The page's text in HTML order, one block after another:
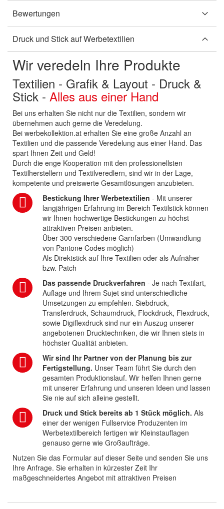
Bewertungen
Druck und Stick auf Werbetextilien
Wir veredeln Ihre Produkte
Textilien - Grafik & Layout - Druck &
Stick - Alles aus einer Hand
Bei uns erhalten Sie nicht nur die Textilien, sondern wir
übernehmen auch gerne die Veredelung.
Bei werbekollektion.at erhalten Sie eine große Anzahl an
Textilien und die passende Veredelung aus einer Hand. Das
spart Ihnen Zeit und Geld!
Durch die enge Kooperation mit den professionellsten
Textilherstellern und Textilveredlern, sind wir in der Lage,
kompetente und preiswerte Gesamtlösungen anzubieten.
Bestickung Ihrer Werbetextilien - Mit unserer
langjährigen Erfahrung im Bereich Textilstick können
wir Ihnen hochwertige Bestickungen zu höchst
attraktiven Preisen anbieten.
Über 300 verschiedene Garnfarben (Umwandlung
von Pantone Codes möglich)
Als Direktstick auf Ihre Textilien oder als Aufnäher
bzw. Patch
Das passende Druckverfahren - Je nach Textilart,
Auflage und Ihrem Sujet sind unterschiedliche
Umsetzungen zu empfehlen. Siebdruck,
Transferdruck, Schaumdruck, Flockdruck, Flexdruck,
sowie Digiflexdruck sind nur ein Auszug unserer
angebotenen Drucktechniken, die wir Ihnen stets in
höchster Qualität anbieten.
Wir sind Ihr Partner von der Planung bis zur
Fertigstellung. Unser Team führt Sie durch den
gesamten Produktionslauf. Wir helfen Ihnen gerne
mit unserer Erfahrung und unseren Ideen und lassen
Sie nie auf sich alleine gestellt.
Druck und Stick bereits ab 1 Stück möglich. Als
einer der wenigen Fullservice Produzenten im
Werbetextilbereich fertigen wir Kleinstauflagen
genauso gerne wie Großaufträge.
Nutzen Sie das Formular auf dieser Seite und senden Sie uns
Ihre Anfrage. Sie erhalten in kürzester Zeit Ihr
maßgeschneidertes Angebot mit attraktiven Preisen